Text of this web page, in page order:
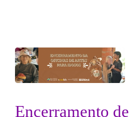
Encerramento de